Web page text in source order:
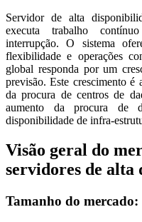
Servidor de alta
executa trabalho
interrupção. O sistema
flexibilidade e operações
global responda por um
previsão. Este crescimento é
da procura de centros de
aumento da procura de
disponibilidade de infra-
Visão geral do
servidores de alta
Tamanho do mercado: